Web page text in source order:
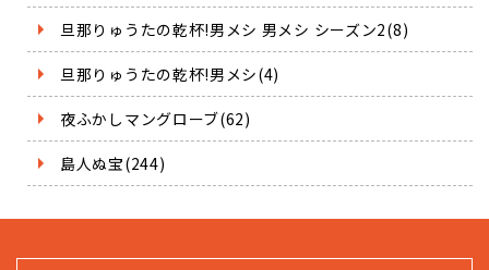
旦那りゅうたの乾杯!男メシ 男メシ シーズン2(8)
旦那りゅうたの乾杯!男メシ(4)
夜ふかしマングローブ(62)
島人ぬ宝(244)